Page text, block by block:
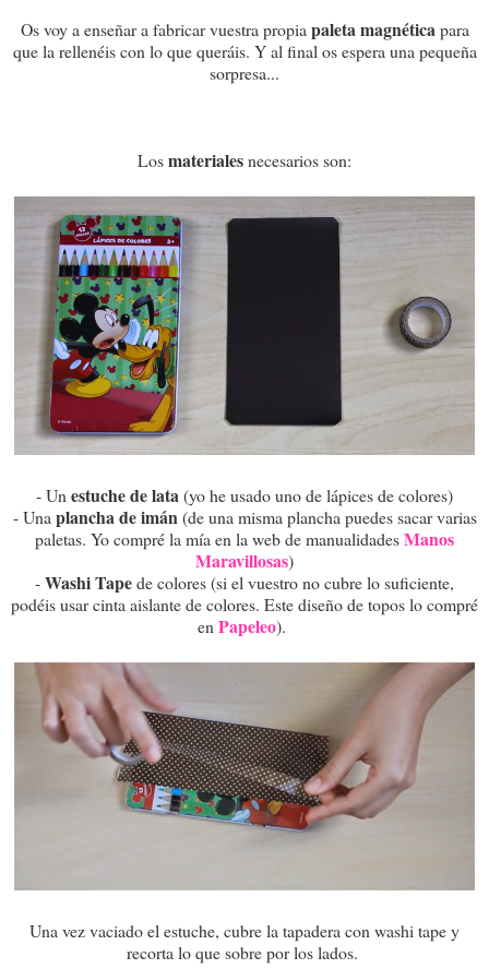
Os voy a enseñar a fabricar vuestra propiapaleta magnéticapara
que la rellenéis con lo que queráis. Y al final os espera una pequeña
sorpresa...
Losmaterialesnecesarios son:
- Un estuche de lata(yo he usado uno de lápices de colores)
- Una plancha de imán (de una misma plancha puedes sacar varias
paletas. Yo compré la mía en la web de manualidadesManos
Maravillosas)
-Washi Tapede colores (si el vuestro no cubre lo suficiente,
podéis usar cinta aislante de colores. Este diseño de topos lo compré
en Papeleo).
Una vez vaciado el estuche, cubre la tapadera con washi tape y
recorta lo que sobre por los lados.